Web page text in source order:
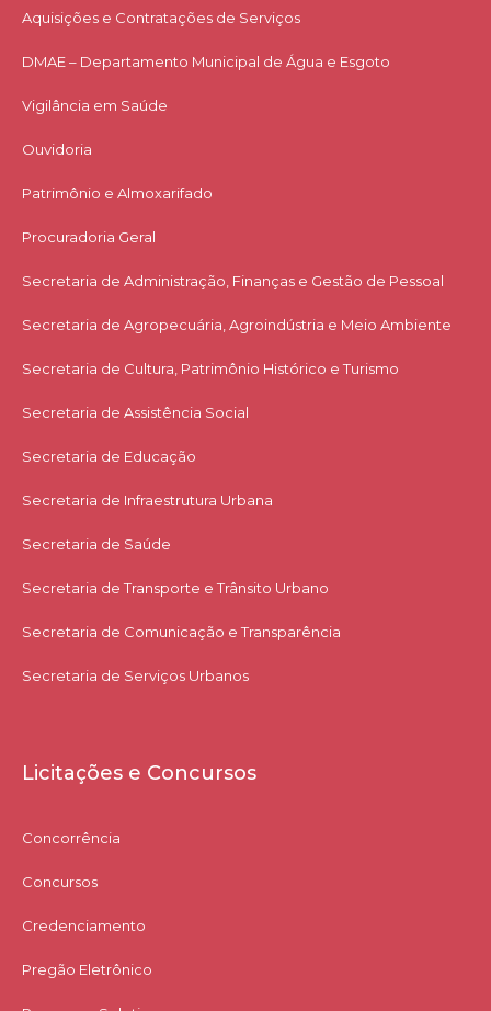
Aquisições e Contratações de Serviços​
DMAE – Departamento Municipal de Água e Esgoto
Vigilância em Saúde
Ouvidoria
Patrimônio e Almoxarifado
Procuradoria Geral
Secretaria de Administração, Finanças e Gestão de Pessoal
Secretaria de Agropecuária, Agroindústria e Meio Ambiente
Secretaria de Cultura, Patrimônio Histórico e Turismo
Secretaria de Assistência Social
Secretaria de Educação
Secretaria de Infraestrutura Urbana
Secretaria de Saúde
Secretaria de Transporte e Trânsito Urbano
Secretaria de Comunicação e Transparência
Secretaria de Serviços Urbanos
Licitações e Concursos
Concorrência
Concursos
Credenciamento
Pregão Eletrônico